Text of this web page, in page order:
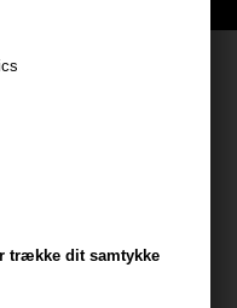
trække dit samtykke